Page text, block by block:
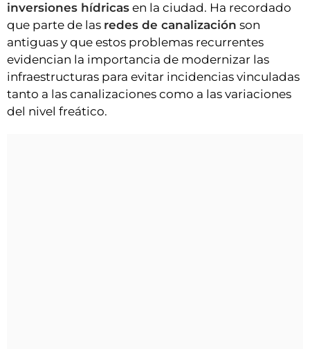
inversiones hídricas en la ciudad. Ha recordado
que parte de las redes de canalización son
antiguas y que estos problemas recurrentes
evidencian la importancia de modernizar las
infraestructuras para evitar incidencias vinculadas
tanto a las canalizaciones como a las variaciones
del nivel freático.